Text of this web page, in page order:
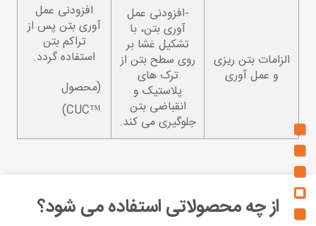
الزامات بتن ریزی
و عمل آوری
-افزودنی عمل
آوری بتن، با
تشکیل غشا بر
روی سطح بتن از
ترک های
پلاستیک و
انقباضی بتن
جلوگیری می کند.
افزودنی عمل
آوری بتن پس از
تراکم بتن
استفاده گردد.
(محصول
™CUC)
از چه محصولاتی استفاده می شود؟